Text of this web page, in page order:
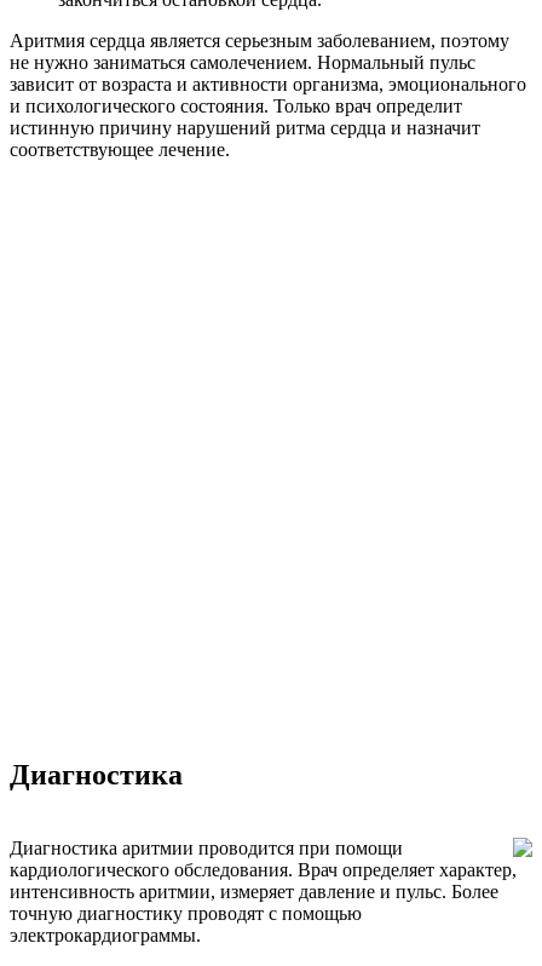
Аритмия сердца является серьезным заболеванием, поэтому
не нужно заниматься самолечением. Нормальный пульс
зависит от возраста и активности организма, эмоционального
и психологического состояния. Только врач определит
истинную причину нарушений ритма сердца и назначит
соответствующее лечение.
Диагностика
Диагностика аритмии проводится при помощи
кардиологического обследования. Врач определяет характер,
интенсивность аритмии, измеряет давление и пульс. Более
точную диагностику проводят с помощью
электрокардиограммы.